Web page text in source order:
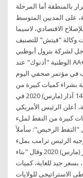
بالمنطقة أما المرحلة
على المديين المتوسط
الاقتصادي، لاسيما
وكالة "فيتش" للتصنيف
لشركة بترول أبوظبي
الوطنية "أدنوك" عند AA+ مع نظرة مستقبلية مستقرة، وذلك بحسب
(مارس) 2020 وقال ترامب في مؤتمر صحفي اليوم
بشراء كميات كبيرة من
الخام بسعر جيد جدًا للتخزين في الاحتياطي 14 آذار (مارس) 2020 في
النفط بأكثر من 5 بالمئة، أعلن الرئيس الأمريكي
كبيرة من النفط لملء
2020 ترامب يستغل "النفط الرخيص": سأملأ
الرئيس ترامب بملء
احتياطي البترول الاستراتيجي، نرى إجراء 13 آذار (مارس) 2020 وقال "بناء
جيد للغاية، كميات